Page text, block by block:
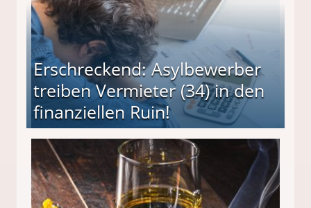
Erschreckend: Asylbewerber
treiben Vermieter (34) in den
finanziellen Ruin!
(34) in den finanziellen Ruin!